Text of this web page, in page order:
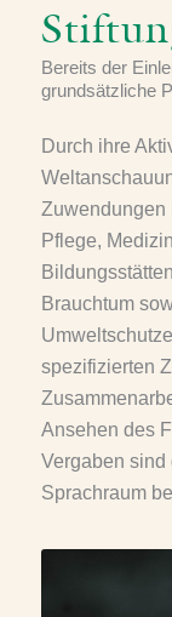
Bereits der
grundsätzliche
Durch ihre
Zuwendungen
Pflege,
Brauchtum
spezifizierten
Ansehen des
Vergaben sind
Sprachraum